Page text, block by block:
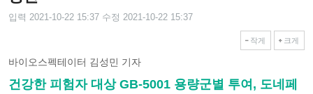
입력 2021-10-22 15:37 수정 2021-10-22 15:37
작게 크게
바이오스펙테이터 김성민 기자
건강한 피험자 대상 GB-5001 용량군별 투여, 도네페